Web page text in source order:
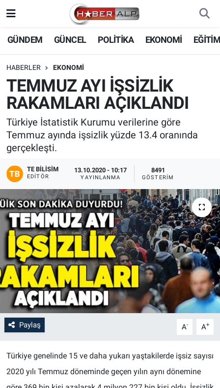
GÜNDEM GÜNCEL POLİTİKA EKONOMİ
HABERLER EKONOMİ
TEMMUZ AYI İŞSİZLİK
RAKAMLARI AÇIKLANDI
Türkiye İstatistik Kurumu verilerine göre
Temmuz ayında işsizlik yüzde 13.4 oranında
gerçekleşti.
TE BILISIM
EDITÖR
13.10.2020 - 10:17
YAYINLANMA
8491
GÖSTERIM
Paylaş A- A+
Türkiye genelinde 15 ve daha yukarı yaştakilerde işsiz sayısı
2020 yılı Temmuz döneminde geçen yılın aynı dönemine
Nöbetçi Eczaneler
Hava Durumu
Trafik Durumu
Süper Lig Puan Durumu ve Fikstür
Tüm Manşetler
Son Dakika Haberleri
Haber Arşivi